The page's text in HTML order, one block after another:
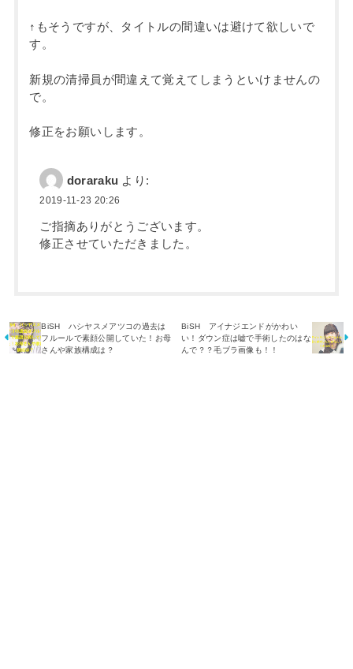
↑もそうですが、タイトルの間違いは避けて欲しいで
す。
新規の清掃員が間違えて覚えてしまうといけませんの
で。
修正をお願いします。
doraraku より:
2019-11-23 20:26
ご指摘ありがとうございます。
修正させていただきました。
BiSH ハシヤスメアツコの過去は
フルールで素顔公開していた！お母
さんや家族構成は？
BiSH アイナジエンドがかわい
い！ダウン症は嘘で手術したのはな
んで？？毛ブラ画像も！！